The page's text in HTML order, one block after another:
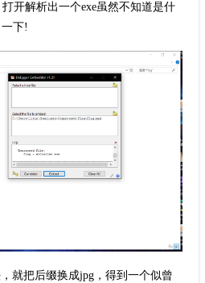
打开解析出一个exe虽然不知道是什
下!
把后缀换成jpg，得到一个似曾